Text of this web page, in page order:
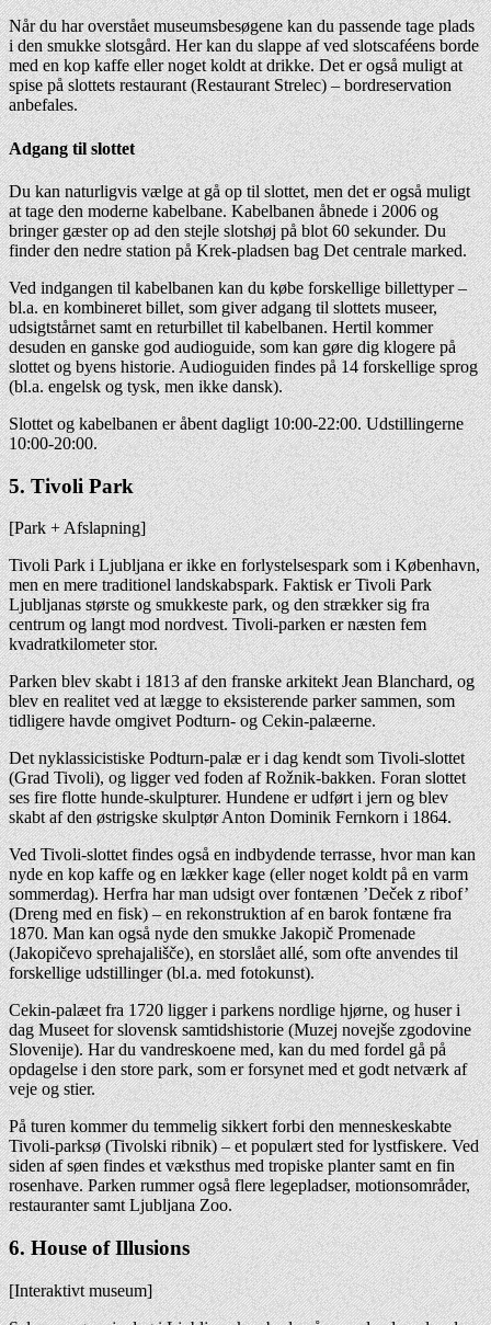
Når du har overstået museumsbesøgene kan du passende tage plads
i den smukke slotsgård. Her kan du slappe af ved slotscaféens borde
med en kop kaffe eller noget koldt at drikke. Det er også muligt at
spise på slottets restaurant (Restaurant Strelec) – bordreservation
anbefales.
Adgang til slottet
Du kan naturligvis vælge at gå op til slottet, men det er også muligt
at tage den moderne kabelbane. Kabelbanen åbnede i 2006 og
bringer gæster op ad den stejle slotshøj på blot 60 sekunder. Du
finder den nedre station på Krek-pladsen bag Det centrale marked.
Ved indgangen til kabelbanen kan du købe forskellige billettyper –
bl.a. en kombineret billet, som giver adgang til slottets museer,
udsigtstårnet samt en returbillet til kabelbanen. Hertil kommer
desuden en ganske god audioguide, som kan gøre dig klogere på
slottet og byens historie. Audioguiden findes på 14 forskellige sprog
(bl.a. engelsk og tysk, men ikke dansk).
Slottet og kabelbanen er åbent dagligt 10:00-22:00. Udstillingerne
10:00-20:00.
5. Tivoli Park
[Park + Afslapning]
Tivoli Park i Ljubljana er ikke en forlystelsespark som i København,
men en mere traditionel landskabspark. Faktisk er Tivoli Park
Ljubljanas største og smukkeste park, og den strækker sig fra
centrum og langt mod nordvest. Tivoli-parken er næsten fem
kvadratkilometer stor.
Parken blev skabt i 1813 af den franske arkitekt Jean Blanchard, og
blev en realitet ved at lægge to eksisterende parker sammen, som
tidligere havde omgivet Podturn- og Cekin-palæerne.
Det nyklassicistiske Podturn-palæ er i dag kendt som Tivoli-slottet
(Grad Tivoli), og ligger ved foden af Rožnik-bakken. Foran slottet
ses fire flotte hunde-skulpturer. Hundene er udført i jern og blev
skabt af den østrigske skulptør Anton Dominik Fernkorn i 1864.
Ved Tivoli-slottet findes også en indbydende terrasse, hvor man kan
nyde en kop kaffe og en lækker kage (eller noget koldt på en varm
sommerdag). Herfra har man udsigt over fontænen ’Deček z ribof’
(Dreng med en fisk) – en rekonstruktion af en barok fontæne fra
1870. Man kan også nyde den smukke Jakopič Promenade
(Jakopičevo sprehajališče), en storslået allé, som ofte anvendes til
forskellige udstillinger (bl.a. med fotokunst).
Cekin-palæet fra 1720 ligger i parkens nordlige hjørne, og huser i
dag Museet for slovensk samtidshistorie (Muzej novejše zgodovine
Slovenije). Har du vandreskoene med, kan du med fordel gå på
opdagelse i den store park, som er forsynet med et godt netværk af
veje og stier.
På turen kommer du temmelig sikkert forbi den menneskeskabte
Tivoli-parksø (Tivolski ribnik) – et populært sted for lystfiskere. Ved
siden af søen findes et væksthus med tropiske planter samt en fin
rosenhave. Parken rummer også flere legepladser, motionsområder,
restauranter samt Ljubljana Zoo.
6. House of Illusions
[Interaktivt museum]